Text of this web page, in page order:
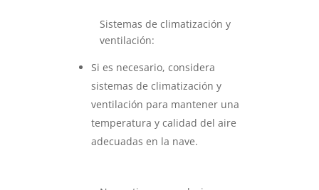
Sistemas de climatización y
ventilación:
Si es necesario, considera
sistemas de climatización y
ventilación para mantener una
temperatura y calidad del aire
adecuadas en la nave.